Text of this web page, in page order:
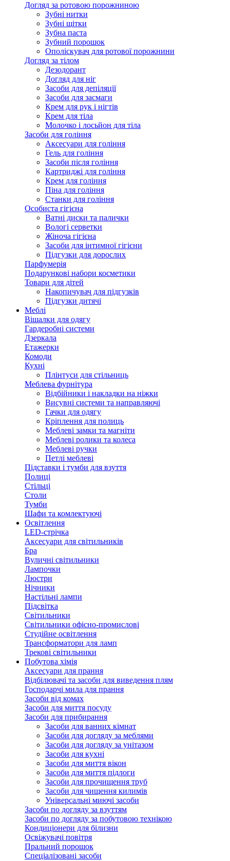
Догляд за ротовою порожниною
Зубні нитки
Зубні щітки
Зубна паста
Зубний порошок
Ополіскувач для ротової порожнини
Догляд за тілом
Дезодорант
Догляд для ніг
Засоби для депіляції
Засоби для засмаги
Крем для рук і нігтів
Крем для тіла
Молочко і лосьйон для тіла
Засоби для гоління
Аксесуари для гоління
Гель для гоління
Засоби після гоління
Картриджі для гоління
Крем для гоління
Піна для гоління
Станки для гоління
Особиста гігієна
Ватні диски та палички
Вологі серветки
Жіноча гігієна
Засоби для інтимної гігієни
Підгузки для дорослих
Парфумерія
Подарункові набори косметики
Товари для дітей
Накопичувач для підгузків
Підгузки дитячі
Меблі
Вішалки для одягу
Гардеробні системи
Дзеркала
Етажерки
Комоди
Кухні
Плінтуси для стільниць
Меблева фурнітура
Відбійники і накладки на ніжки
Висувні системи та направляючі
Гачки для одягу
Кріплення для полиць
Меблеві замки та магніти
Меблеві ролики та колеса
Меблеві ручки
Петлі меблеві
Підставки і тумби для взуття
Полиці
Стільці
Столи
Тумби
Шафи та комлектуючі
Освітлення
LED-стрічка
Аксесуари для світильників
Бра
Вуличні світильники
Лампочки
Люстри
Нічники
Настільні лампи
Підсвітка
Світильники
Світильники офісно-промислові
Студійне освітлення
Трансформатори для ламп
Трекові світильники
Побутова хімія
Аксесуари для прання
Відбілювачі та засоби для виведення плям
Господарчі мила для прання
Засоби від комах
Засоби для миття посуду
Засоби для прибирання
Засоби для ванних кімнат
Засоби для догляду за меблями
Засоби для догляду за унітазом
Засоби для кухні
Засоби для миття вікон
Засоби для миття підлоги
Засоби для прочищення труб
Засоби для чищення килимів
Універсальні миючі засоби
Засоби по догляду за взуттям
Засоби по догляду за побутовою технікою
Кондиціонери для білизни
Освіжувачі повітря
Пральний порошок
Спеціалізовані засоби